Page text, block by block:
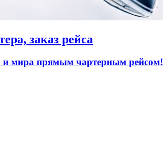
заказ рейса
и мира прямым чартерным рейсом!